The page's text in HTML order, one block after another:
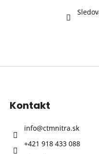
Kontakt
info@ctmnitra.sk
+421 918 433 088